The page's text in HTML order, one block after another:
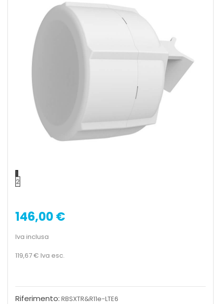
1
2
146,00 €
Iva inclusa
119,67 € Iva esc.
Riferimento: RBSXTR&R11e-LTE6